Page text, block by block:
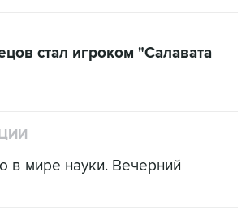
стал игроком "Салавата
в мире науки. Вечерний